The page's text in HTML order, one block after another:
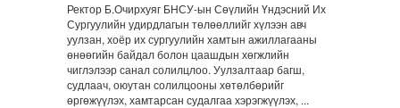
Ректор Б.Очирхуяг БНСУ-ын Сөүлийн Үндэсний Их
Сургуулийн удирдлагын төлөөллийг хүлээн авч
уулзан, хоёр их сургуулийн хамтын ажиллагааны
өнөөгийн байдал болон цаашдын хөгжлийн
чиглэлээр санал солилцлоо. Уулзалтаар багш,
судлаач, оюутан солилцооны хөтөлбөрийг
өргөжүүлэх, хамтарсан судалгаа хэрэгжүүлэх, ...